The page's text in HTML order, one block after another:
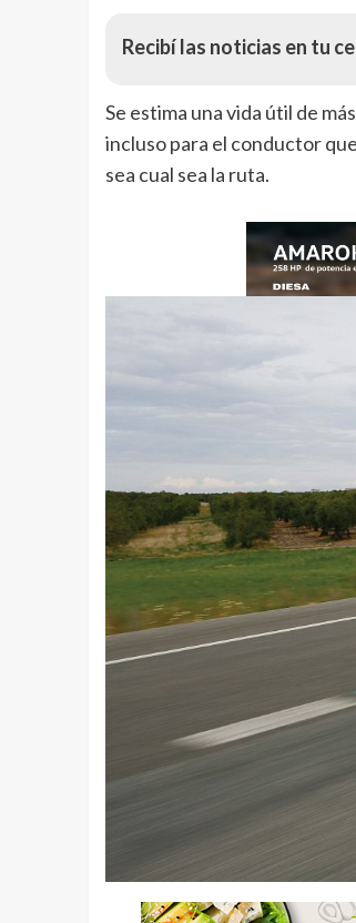
Recibí las noticias en tu
Se estima una vida útil de
incluso para el conductor
sea cual sea la ruta.